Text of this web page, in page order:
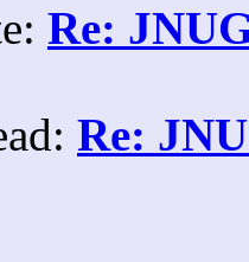
Re:
Re: